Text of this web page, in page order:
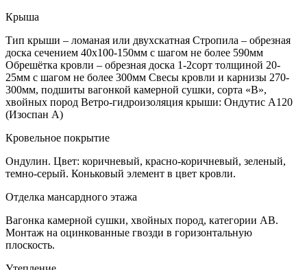
Крыша
Тип крыши – ломаная или двухскатная Стропила – обрезная
доска сечением 40х100-150мм с шагом не более 590мм
Обрешётка кровли – обрезная доска 1-2сорт толщиной 20-
25мм с шагом не более 300мм Свесы кровли и карнизы 270-
300мм, подшиты вагонкой камерной сушки, сорта «В»,
хвойных пород Ветро-гидроизоляция крыши: Ондутис А120
(Изоспан А)
Кровельное покрытие
Ондулин. Цвет: коричневый, красно-коричневый, зеленый,
темно-серый. Коньковый элемент в цвет кровли.
Отделка мансардного этажа
Вагонка камерной сушки, хвойных пород, категории АВ.
Монтаж на оцинкованные гвозди в горизонтальную
плоскость.